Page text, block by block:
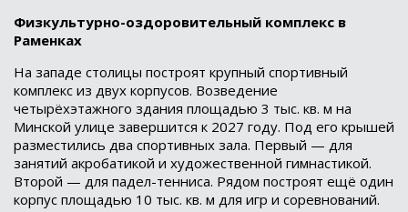
Физкультурно-оздоровительный комплекс в
Раменках
На западе столицы построят крупный спортивный
комплекс из двух корпусов. Возведение
четырёхэтажного здания площадью 3 тыс. кв. м на
Минской улице завершится к 2027 году. Под его крышей
разместились два спортивных зала. Первый — для
занятий акробатикой и художественной гимнастикой.
Второй — для падел-тенниса. Рядом построят ещё один
корпус площадью 10 тыс. кв. м для игр и соревнований.